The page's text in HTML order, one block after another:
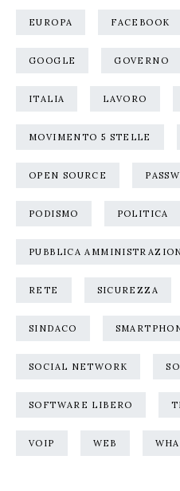
EUROPA FACEBOOK
GOOGLE GOVERNO
ITALIA LAVORO
MOVIMENTO 5 STELLE
OPEN SOURCE
PODISMO POLITICA
PUBBLICA
RETE SICUREZZA
SINDACO
SOCIAL NETWORK
SOFTWARE LIBERO
VOIP WEB